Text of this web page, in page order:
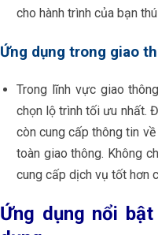
cho hành trình của bạn
Ứng dụng trong giao
Trong lĩnh vực giao
chọn lộ trình tối ưu nhất.
còn cung cấp thông tin
toàn giao thông. Không
cung cấp dịch vụ tốt hơn
Ứng dụng nổi